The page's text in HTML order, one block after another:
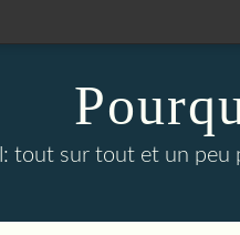
tout sur tout et un